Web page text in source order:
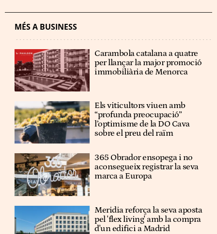
MÉS A BUSINESS
Carambola catalana a quatre
per llançar la major promoció
immobiliària de Menorca
Els viticultors viuen amb
“profunda preocupació”
l’optimisme de la DO Cava
sobre el preu del raïm
365 Obrador ensopega i no
aconsegueix registrar la seva
marca a Europa
Meridia reforça la seva aposta
pel 'flex living' amb la compra
d'un edifici a Madrid